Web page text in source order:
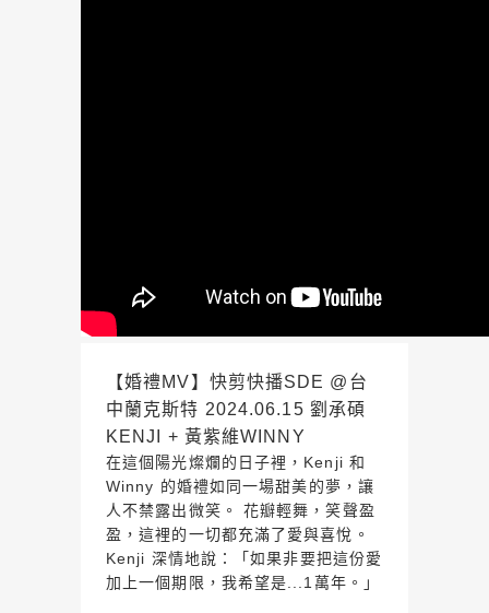
【婚禮MV】快剪快播SDE @台
中蘭克斯特 2024.06.15 劉承碩
KENJI + 黃紫維WINNY
在這個陽光燦爛的日子裡，Kenji 和
Winny 的婚禮如同一場甜美的夢，讓
人不禁露出微笑。 花瓣輕舞，笑聲盈
盈，這裡的一切都充滿了愛與喜悅。
Kenji 深情地說：「如果非要把這份愛
加上一個期限，我希望是...1萬年。」